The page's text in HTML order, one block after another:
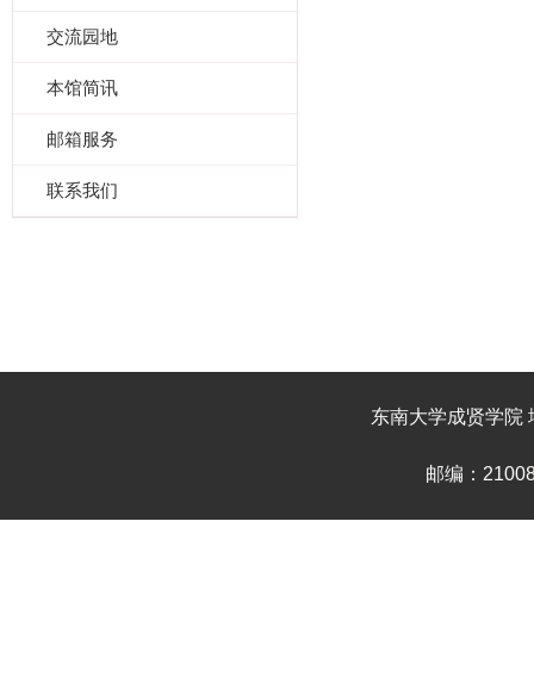
交流园地
本馆简讯
邮箱服务
联系我们
东南大学成贤学院
邮编：